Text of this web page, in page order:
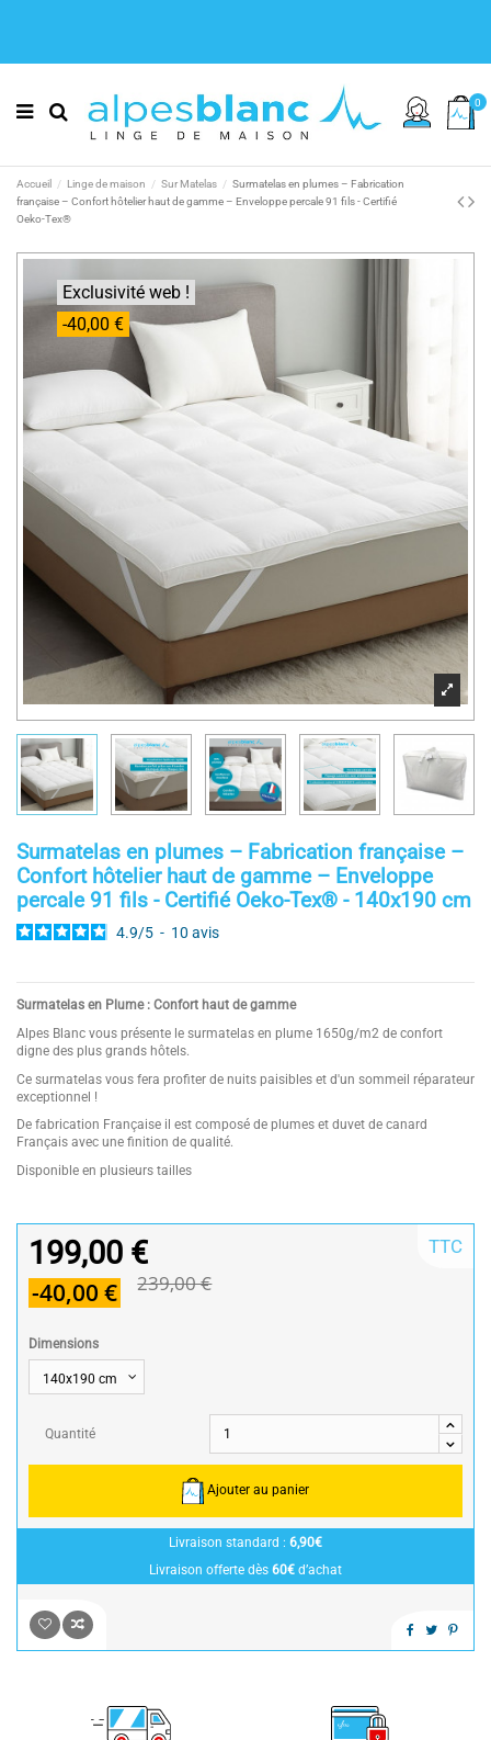
0
Accueil Linge de maison Sur Matelas
Surmatelas en plumes – Fabrication
française – Confort hôtelier haut de gamme – Enveloppe percale 91 fils - Certifié
Oeko-Tex®
Exclusivité web !
-40,00 €
Surmatelas en plumes – Fabrication française –
Confort hôtelier haut de gamme – Enveloppe
percale 91 fils - Certifié Oeko-Tex® - 140x190 cm
4.9/5 - 10 avis
Surmatelas en Plume : Confort haut de gamme
Alpes Blanc vous présente le surmatelas en plume 1650g/m2 de confort
digne des plus grands hôtels.
Ce surmatelas vous fera profiter de nuits paisibles et d'un sommeil réparateur
exceptionnel !
De fabrication Française il est composé de plumes et duvet de canard
Français avec une finition de qualité.
Disponible en plusieurs tailles
199,00 €
-40,00 € 239,00 €
TTC
Dimensions
Quantité
Ajouter au panier
Livraison standard : 6,90€
Livraison offerte dès 60€ d’achat